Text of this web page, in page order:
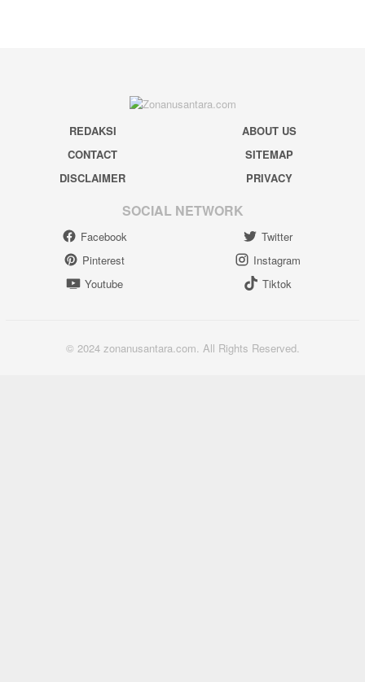
REDAKSI
ABOUT US
CONTACT
SITEMAP
DISCLAIMER
PRIVACY
SOCIAL NETWORK
Facebook
Twitter
Pinterest
Instagram
Youtube
Tiktok
© 2024 zonanusantara.com. All Rights Reserved.